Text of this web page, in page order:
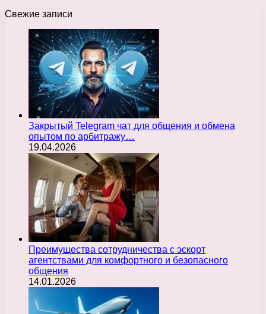
Свежие записи
Закрытый Telegram чат для общения и обмена
опытом по арбитражу…
19.04.2026
Преимущества сотрудничества с эскорт
агентствами для комфортного и безопасного
общения
14.01.2026